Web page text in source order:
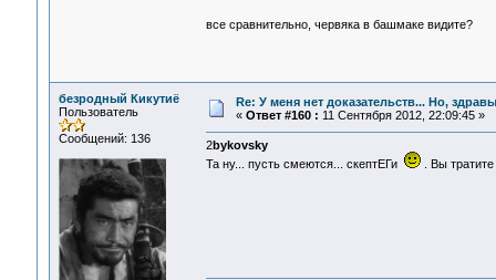
все сравнительно, червяка в башмаке видите?
безродный Кикутиё
Пользователь
Сообщений: 136
Re: У меня нет доказательств... Но,
« Ответ #160 : 11 Сентября 2012, 22:09:45 »
2bykovsky
Та ну... пусть смеются... скептЕГи
. Вы тратите